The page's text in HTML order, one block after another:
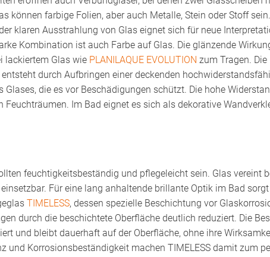
können farbige Folien, aber auch Metalle, Stein oder Stoff
klaren Ausstrahlung von Glas eignet sich für neue
Kombination ist auch Farbe auf Glas. Die glänzende
lackiertem Glas wie PLANILAQUE EVOLUTION zum Tragen. Die
durch Aufbringen einer deckenden
Glases, die es vor Beschädigungen schützt. Die hohe
Im Bad eignet es sich als dekorative
feuchtigkeitsbeständig und pflegeleicht sein. Glas vereint
Für eine lang anhaltende brillante Optik im Bad
TIMELESS, dessen spezielle Beschichtung vor
durch die beschichtete Oberfläche deutlich reduziert. Die
und bleibt dauerhaft auf der Oberfläche, ohne ihre
und Korrosionsbeständigkeit machen TIMELESS damit zum